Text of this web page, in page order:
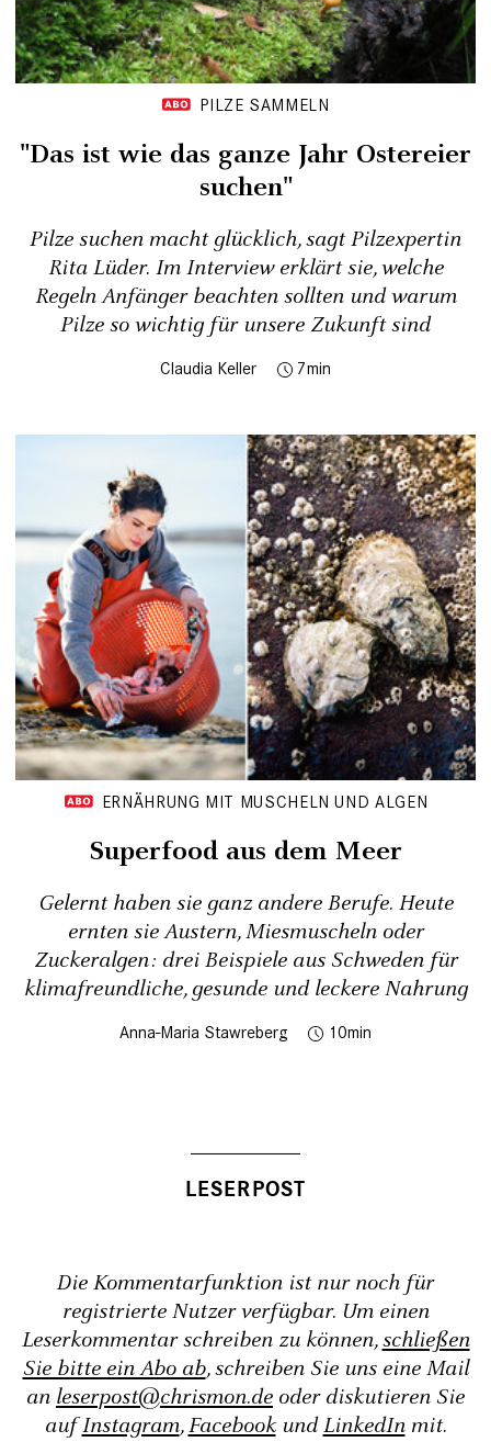
PILZE SAMMELN
"Das ist wie das ganze Jahr Ostereier
suchen"
Pilze suchen macht glücklich, sagt Pilzexpertin
Rita Lüder. Im Interview erklärt sie, welche
Regeln Anfänger beachten sollten und warum
Pilze so wichtig für unsere Zukunft sind
Claudia Keller 7
ERNÄHRUNG MIT MUSCHELN UND ALGEN
Superfood aus dem Meer
Gelernt haben sie ganz andere Berufe. Heute
ernten sie Austern, Miesmuscheln oder
Zuckeralgen: drei Beispiele aus Schweden für
klimafreundliche, gesunde und leckere Nahrung
Anna-Maria Stawreberg 10
Die Kommentarfunktion ist nur noch für
registrierte Nutzer verfügbar. Um einen
Leserkommentar schreiben zu können,schließen
Sie bitte ein Abo ab, schreiben Sie uns eine Mail
an leserpost@chrismon.de oder diskutieren Sie
aufInstagram,FacebookundLinkedInmit.